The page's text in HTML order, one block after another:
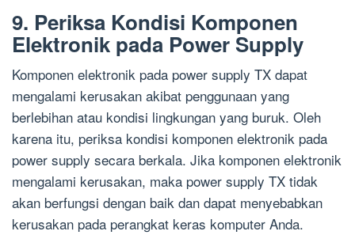
9. Periksa Kondisi Komponen
Elektronik pada Power Supply
Komponen elektronik pada power supply TX dapat
mengalami kerusakan akibat penggunaan yang
berlebihan atau kondisi lingkungan yang buruk. Oleh
karena itu, periksa kondisi komponen elektronik pada
power supply secara berkala. Jika komponen elektronik
mengalami kerusakan, maka power supply TX tidak
akan berfungsi dengan baik dan dapat menyebabkan
kerusakan pada perangkat keras komputer Anda.